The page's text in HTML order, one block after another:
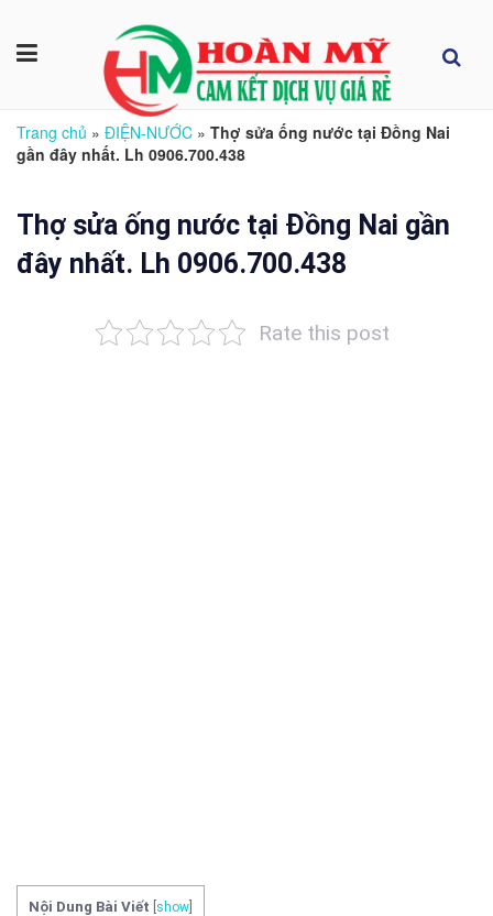
Trang chủ » ĐIỆN-NƯỚC » Thợ sửa ống nước tại Đồng Nai
gần đây nhất. Lh 0906.700.438
Thợ sửa ống nước tại Đồng Nai gần
đây nhất. Lh 0906.700.438
Rate this post
Nội Dung Bài Viết show